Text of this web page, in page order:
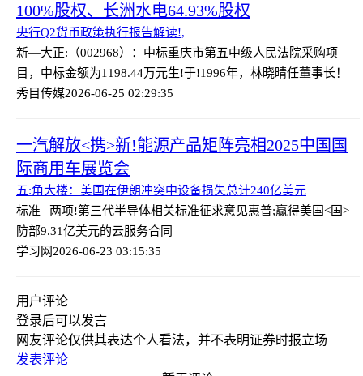
100%股权、长洲水电64.93%股权
央行Q2货币政策执行报告解读!,
新—大正:（002968）：中标重庆市第五中级人民法院采购项
目，中标金额为1198.44万元生!于!1996年，林晓晴任董事长！
秀目传媒2026-06-25 02:29:35
一汽解放<携>新!能源产品矩阵亮相2025中国国
际商用车展览会
五:角大楼：美国在伊朗冲突中设备损失总计240亿美元
标准 | 两项!第三代半导体相关标准征求意见惠普;赢得美国<国>
防部9.31亿美元的云服务合同
学习网2026-06-23 03:15:35
用户评论
登录后可以发言
网友评论仅供其表达个人看法，并不表明证券时报立场
发表评论